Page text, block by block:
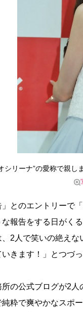
シリーナ”の愛称で親
とのエントリーで
な報告をする日がく
、2人で笑いの絶え
きます！」とつづっ
の公式ブログが2人
純粋で爽やかなスポ